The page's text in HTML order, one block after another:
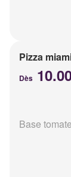
Pizza
Dès
Base